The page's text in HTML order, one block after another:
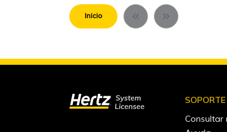
Inicio
SOPORTE
Consultar